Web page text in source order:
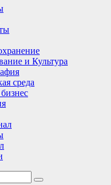
и Культура
среда